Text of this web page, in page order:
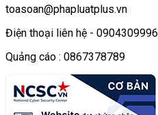
toasoan@phapluatplus.vn
Điện thoại liên hệ - 0904309996
Quảng cáo : 0867378789